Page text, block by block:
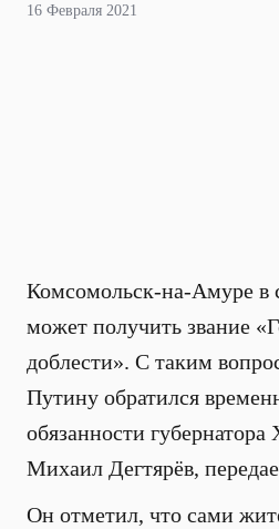
16 Февраля 2021
Комсомольск-на-Амуре в
может получить звание
доблести». С таким
Путину обратился
обязанности губернатора
Михаил Дегтярёв,
Он отметил, что сами